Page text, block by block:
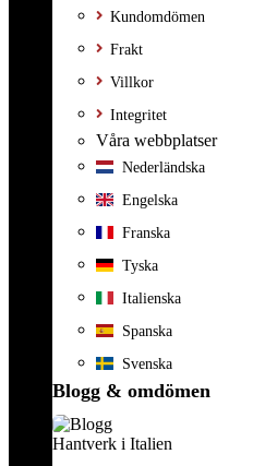
Kundomdömen
Frakt
Villkor
Integritet
Våra webbplatser
Nederländska
Engelska
Franska
Tyska
Italienska
Spanska
Svenska
Blogg & omdömen
Hantverk i Italien